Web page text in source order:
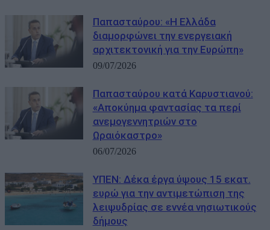
Παπασταύρου: «Η Ελλάδα
διαμορφώνει την ενεργειακή
αρχιτεκτονική για την Ευρώπη»
09/07/2026
Παπασταύρου κατά Καρυστιανού:
«Αποκύημα φαντασίας τα περί
ανεμογεννητριών στο
Ωραιόκαστρο»
06/07/2026
ΥΠΕΝ: Δέκα έργα ύψους 15 εκατ.
ευρώ για την αντιμετώπιση της
λειψυδρίας σε εννέα νησιωτικούς
δήμους